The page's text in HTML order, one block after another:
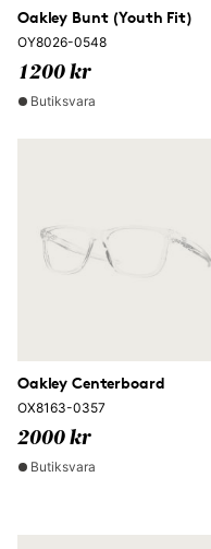
Oakley Bunt (Youth Fit)
OY8026-0548
1200 kr
Butiksvara
Oakley Centerboard
OX8163-0357
2000 kr
Butiksvara